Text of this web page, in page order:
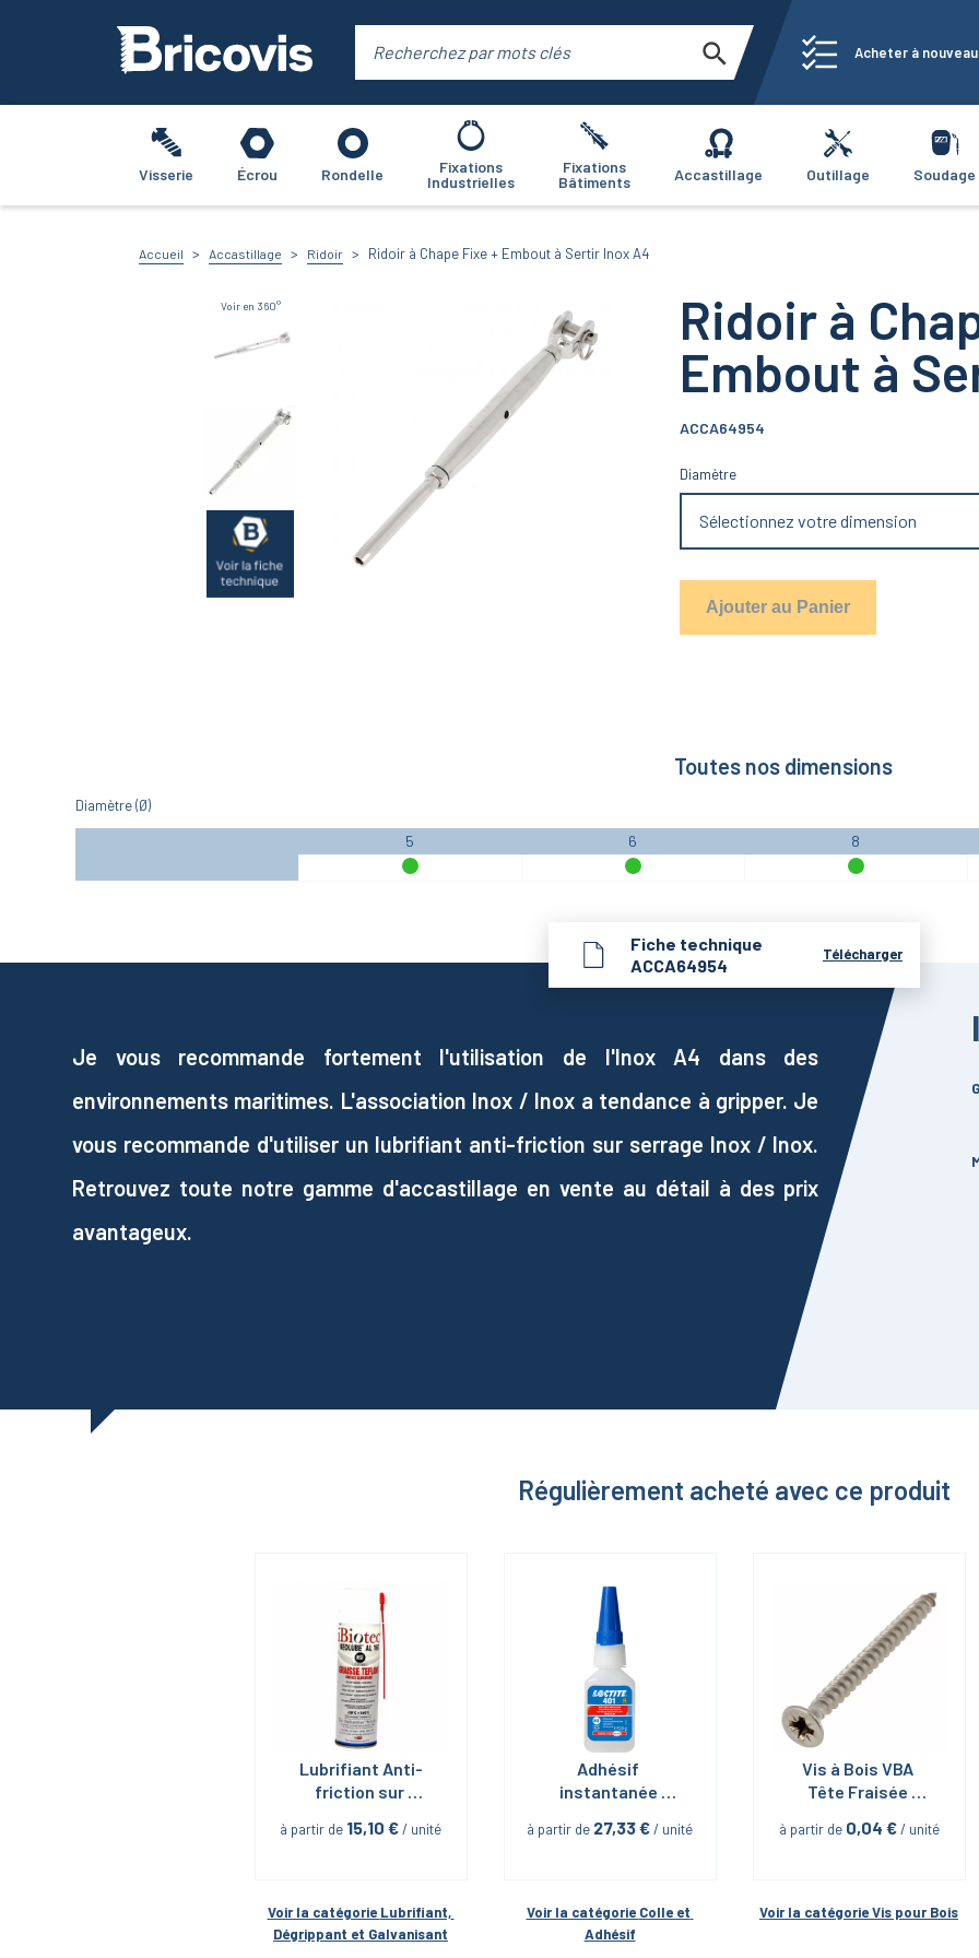
Acheter à nouveau
Visserie Écrou Rondelle
Fixations
Industrielles
Fixations
Bâtiments
Accastillage Outillage Soudage
Accueil Accastillage Ridoir Ridoir à Chape Fixe + Embout à Sertir Inox A4
Voir en 360°
Ridoir à
Embout à
ACCA64954
Diamètre
Sélectionnez votre dimension
Ajouter au Panier
Toutes nos dimensions
Diamètre (Ø)
5 6 8
Fiche technique
ACCA64954
Télécharger
Je vous recommande fortement l'utilisation de l'Inox A4 dans des
environnements maritimes. L'association Inox / Inox a tendance à gripper. Je
vous recommande d'utiliser un lubrifiant anti-friction sur serrage Inox / Inox.
Retrouvez toute notre gamme d'accastillage en vente au détail à des prix
avantageux.
Régulièrement acheté avec ce produit
Lubrifiant Anti-
friction sur
Neolube Al 160 en
à partir de 15,10 € / unité
Voir la catégorie Lubrifiant,
Dégrippant et Galvanisant
Adhésif
instantanée
à partir de 27,33 € / unité
Voir la catégorie Colle et
Adhésif
Vis à Bois VBA
Tête Fraisée
à partir de 0,04 € / unité
Voir la catégorie Vis pour Bois